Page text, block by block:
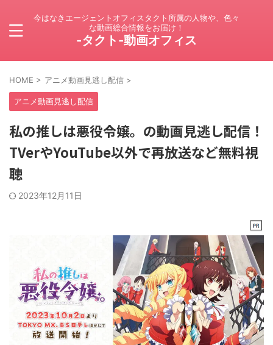
今はなきエージェントオフィスタクト所属の人物や、色々
な動画総合情報をお届け！
-タクト-動画オフィス
HOME > アニメ動画見逃し配信 >
アニメ動画見逃し配信
私の推しは悪役令嬢。の動画見逃し配信！
TVerやYouTube以外で再放送など無料視
聴
2023年12月11日